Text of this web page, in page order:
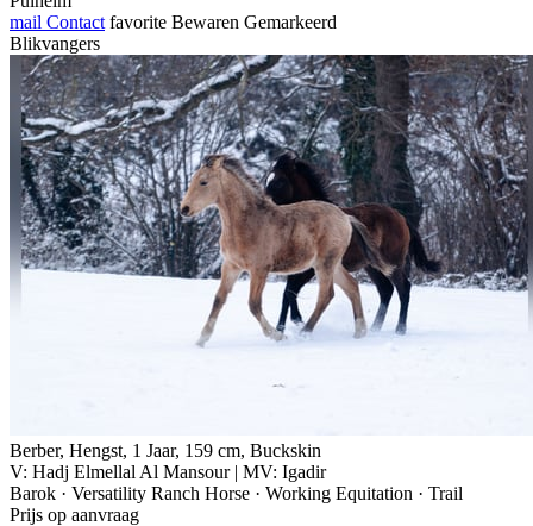
mail Contact favorite Bewaren Gemarkeerd
Blikvangers
Berber, Hengst, 1 Jaar, 159 cm, Buckskin
V: Hadj Elmellal Al Mansour | MV: Igadir
Barok · Versatility Ranch Horse · Working Equitation · Trail
Prijs op aanvraag